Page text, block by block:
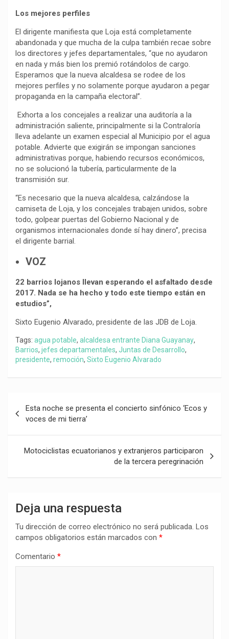
Los mejores perfiles
El dirigente manifiesta que Loja está completamente
abandonada y que mucha de la culpa también recae sobre
los directores y jefes departamentales, “que no ayudaron
en nada y más bien los premió rotándolos de cargo.
Esperamos que la nueva alcaldesa se rodee de los
mejores perfiles y no solamente porque ayudaron a pegar
propaganda en la campaña electoral”.
Exhorta a los concejales a realizar una auditoría a la
administración saliente, principalmente si la Contraloría
lleva adelante un examen especial al Municipio por el agua
potable. Advierte que exigirán se impongan sanciones
administrativas porque, habiendo recursos económicos,
no se solucionó la tubería, particularmente de la
transmisión sur.
“Es necesario que la nueva alcaldesa, calzándose la
camiseta de Loja, y los concejales trabajen unidos, sobre
todo, golpear puertas del Gobierno Nacional y de
organismos internacionales donde sí hay dinero”, precisa
el dirigente barrial.
VOZ
22 barrios lojanos llevan esperando el asfaltado desde
2017. Nada se ha hecho y todo este tiempo están en
estudios”,
Sixto Eugenio Alvarado, presidente de las JDB de Loja.
Tags: agua potable, alcaldesa entrante Diana Guayanay,
Barrios, jefes departamentales, Juntas de Desarrollo,
presidente, remoción, Sixto Eugenio Alvarado
de
entradas
Esta noche se presenta el concierto sinfónico ‘Ecos y
voces de mi tierra’
Motociclistas ecuatorianos y extranjeros participaron
de la tercera peregrinación
Deja una respuesta
Tu dirección de correo electrónico no será publicada. Los
campos obligatorios están marcados con *
Comentario *